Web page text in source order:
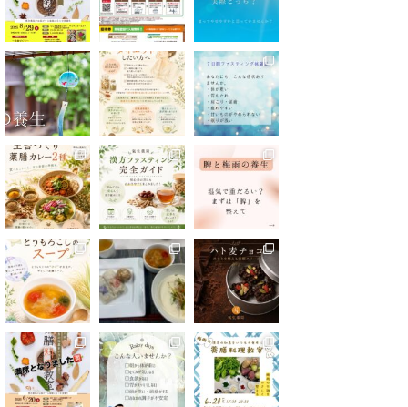
Show Thread
0 Twitter
;
漢方の氣生薬局(豊島区大塚) 公式アカ
ウント
12 4月
2025
漢方薬局主催の薬膳料理教室、
豊島区で開催しています！
次回は5/24(土)19:00-21:00
ご予約お待ちしています
https://reserva.be/kampoukio